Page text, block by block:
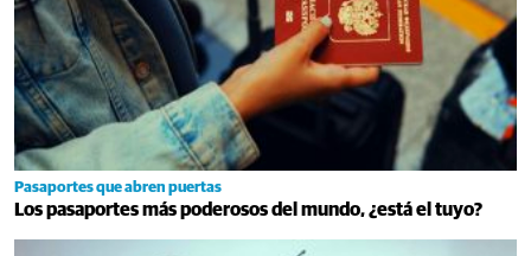
Pasaportes que abren puertas
Los pasaportes más poderosos del mundo, ¿está el tuyo?